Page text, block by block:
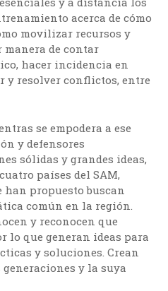
acerca de cómo
movilizar recursos y
manera de contar
hacer incidencia en
y resolver conflictos, entre
se empodera a ese
y defensores
sólidas y grandes ideas,
países del SAM,
han propuesto buscan
común en la región.
y reconocen que
lo que generan ideas para
y soluciones. Crean
y la suya